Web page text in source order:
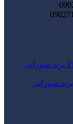
بکس پایه بلند شش پر درایو 1/2 سایز 21 برند سورانی